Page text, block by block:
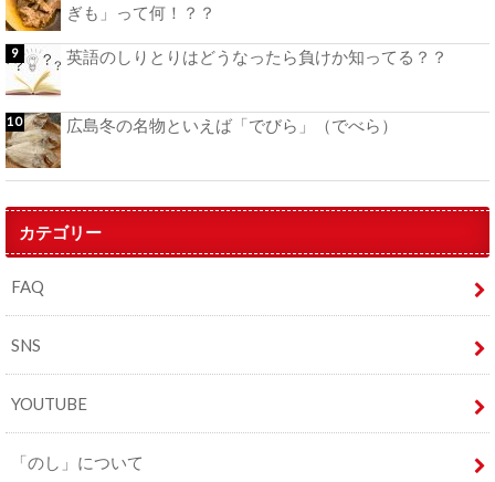
ぎも」って何！？？
英語のしりとりはどうなったら負けか知ってる？？
広島冬の名物といえば「でびら」（でべら）
カテゴリー
FAQ
SNS
YOUTUBE
「のし」について